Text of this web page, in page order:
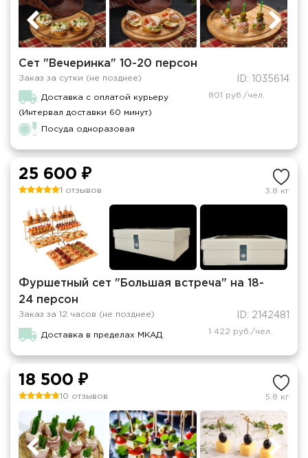
Сет "Вечеринка" 10-20 персон
Заказ за сутки (не позднее) ID: 1035614
Доставка с оплатой курьеру
(Интервал доставки 60 минут)
Посуда одноразовая
801 руб./чел.
25 600 ₽
1 отзывов 3.8 кг
Фуршетный сет "Большая встреча" на 18-
24 персон
Заказ за 12 часов (не позднее) ID: 2142481
Доставка в пределах МКАД 1 422 руб./чел.
18 500 ₽
10 отзывов 5.8 кг